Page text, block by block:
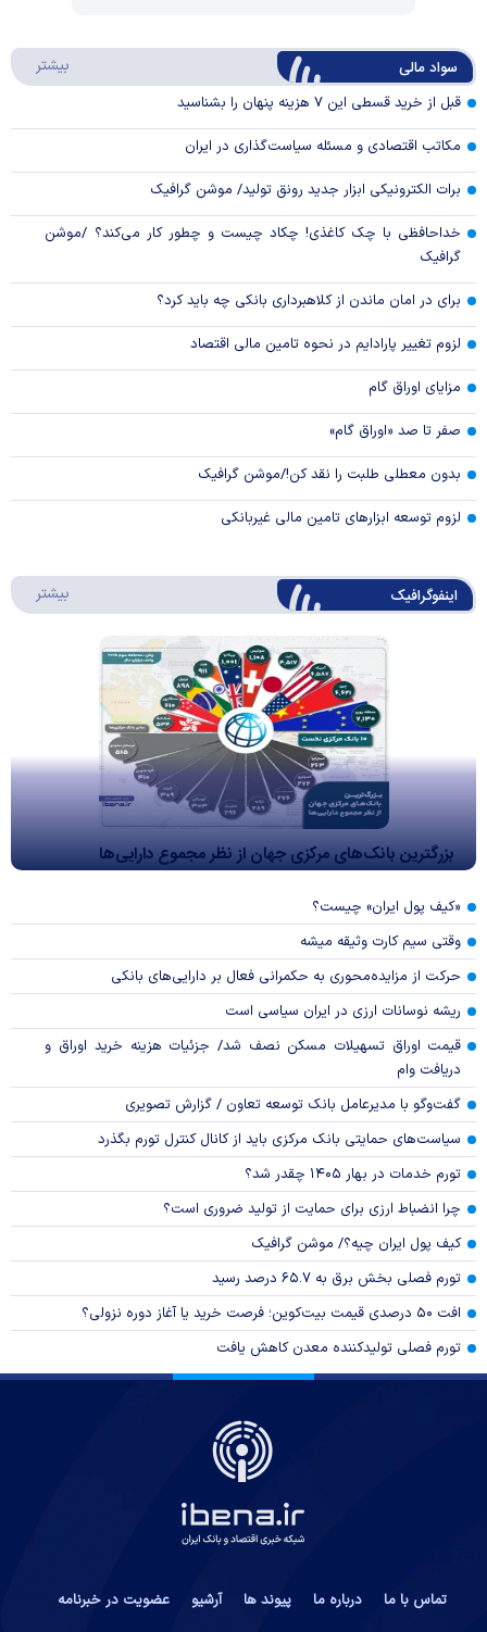
Video
سواد مالی بیشتر
قبل از خرید قسطی این ۷ هزینه پنهان را بشناسید
مکاتب اقتصادی و مسئله سیاست‌گذاری در ایران
برات الکترونیکی ابزار جدید رونق تولید/ موشن گرافیک
خداحافظی با چک کاغذی! چکاد چیست و چطور کار می‌کند؟ /موشن
گرافیک
برای در امان ماندن از کلاهبرداری بانکی چه باید کرد؟
لزوم تغییر پارادایم در نحوه تامین مالی اقتصاد
مزایای اوراق گام
صفر تا صد «اوراق گام»
بدون معطلی طلبت را نقد کن!/موشن گرافیک
لزوم توسعه ابزارهای تامین مالی غیربانکی
اینفوگرافیک بیشتر
بزرگترین بانک‌های مرکزی جهان از نظر مجموع دارایی‌ها
«کیف پول ایران» چیست؟
وقتی سیم کارت وثیقه میشه
حرکت از مزایده‌محوری به حکمرانی فعال بر دارایی‌های بانکی
ریشه نوسانات ارزی در ایران سیاسی است
قیمت اوراق تسهیلات مسکن نصف شد/ جزئیات هزینه خرید اوراق و
دریافت وام
گفت‌وگو با مدیرعامل بانک توسعه تعاون / گزارش تصویری
سیاست‌های حمایتی بانک مرکزی باید از کانال کنترل تورم بگذرد
تورم خدمات در بهار ۱۴۰۵ چقدر شد؟
چرا انضباط ارزی برای حمایت از تولید ضروری است؟
کیف پول ایران چیه؟/ موشن گرافیک
تورم فصلی بخش برق به ۶۵.۷ درصد رسید
افت ۵۰ درصدی قیمت بیت‌کوین؛ فرصت خرید یا آغاز دوره نزولی؟
تورم فصلی تولیدکننده معدن کاهش یافت
تماس با ما درباره ما پیوند ها آرشیو عضویت در خبرنامه